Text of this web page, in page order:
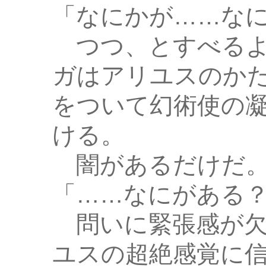
「なにかが……な
つつ、とすべる
ガはアリユスのか
をついて幻術使の
ける。
闇があるだけだ
「……なにがある
問いに緊張感が
ユスの超絶感覚に